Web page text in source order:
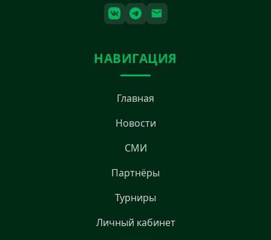
НАВИГАЦИЯ
Главная
Новости
СМИ
Партнёры
Турниры
Личный кабинет